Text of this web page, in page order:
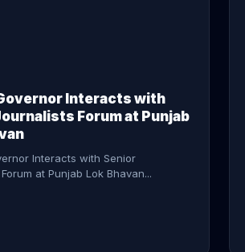
Interacts with
Forum at Punjab
Interacts with Senior
at Punjab Lok Bhavan...